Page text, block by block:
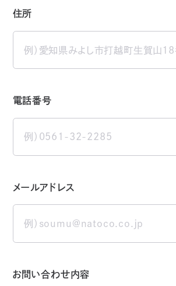
住所
電話番号
メールアドレス
お問い合わせ内容